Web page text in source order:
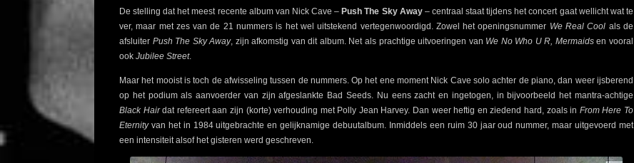
De stelling dat het meest recente album van Nick Cave – Push The Sky Away– centraal staat tijdens het concert gaat wellicht wat te
ver, maar met zes van de 21 nummers is het wel uitstekend vertegenwoordigd. Zowel het openingsnummer We Real Cool als de
afsluiter Push The Sky Away, zijn afkomstig van dit album. Net als prachtige uitvoeringen van We No Who U R, Mermaidsen vooral
ook Jubilee Street.
Maar het mooist is toch de afwisseling tussen de nummers. Op het ene moment Nick Cave solo achter de piano, dan weer ijsberend
op het podium als aanvoerder van zijn afgeslankte Bad Seeds. Nu eens zacht en ingetogen, in bijvoorbeeld het mantra-achtige
Black Hairdat refereert aan zijn (korte) verhouding met Polly Jean Harvey. Dan weer heftig en ziedend hard, zoals in From Here To
Eternityvan het in 1984 uitgebrachte en gelijknamige debuutalbum. Inmiddels een ruim 30 jaar oud nummer, maar uitgevoerd met
een intensiteit alsof het gisteren werd geschreven.